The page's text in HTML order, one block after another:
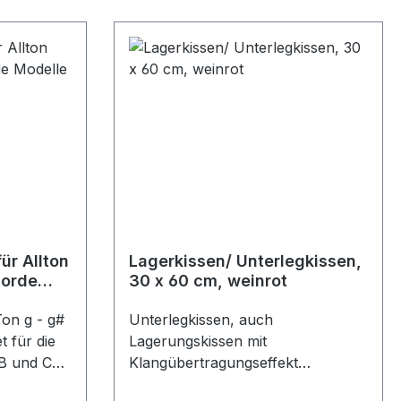
kleine
werden
Allton
g - g#
für die
und C
Lagerkissen/ Unterlegkissen,
30 x 60 cm, weinrot
Unterlegkissen, auch
Lagerungskissen mit
Klangübertragungseffekt